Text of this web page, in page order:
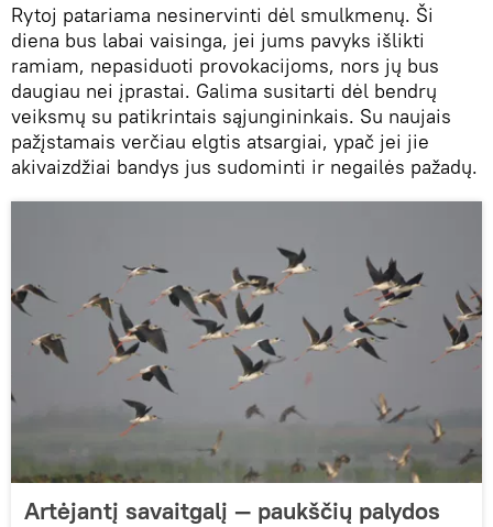
Rytoj patariama nesinervinti dėl smulkmenų. Ši
diena bus labai vaisinga, jei jums pavyks išlikti
ramiam, nepasiduoti provokacijoms, nors jų bus
daugiau nei įprastai. Galima susitarti dėl bendrų
veiksmų su patikrintais sąjungininkais. Su naujais
pažįstamais verčiau elgtis atsargiai, ypač jei jie
akivaizdžiai bandys jus sudominti ir negailės pažadų.
Artėjantį savaitgalį — paukščių palydos